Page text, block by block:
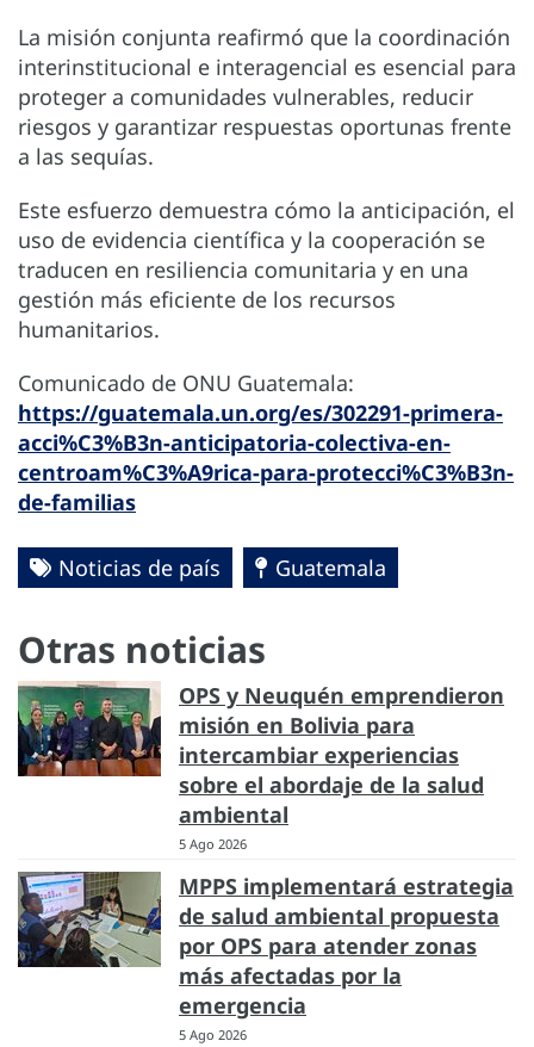
La misión conjunta reafirmó que la coordinación
interinstitucional e interagencial es esencial para
proteger a comunidades vulnerables, reducir
riesgos y garantizar respuestas oportunas frente
a las sequías.
Este esfuerzo demuestra cómo la anticipación, el
uso de evidencia científica y la cooperación se
traducen en resiliencia comunitaria y en una
gestión más eficiente de los recursos
humanitarios.
Comunicado de ONU Guatemala:
https://guatemala.un.org/es/302291-primera-
acci%C3%B3n-anticipatoria-colectiva-en-
centroam%C3%A9rica-para-protecci%C3%B3n-
de-familias
Noticias de país Guatemala
Otras noticias
OPS y Neuquén emprendieron
misión en Bolivia para
intercambiar experiencias
sobre el abordaje de la salud
ambiental
5 Ago 2026
MPPS implementará estrategia
de salud ambiental propuesta
por OPS para atender zonas
más afectadas por la
emergencia
5 Ago 2026